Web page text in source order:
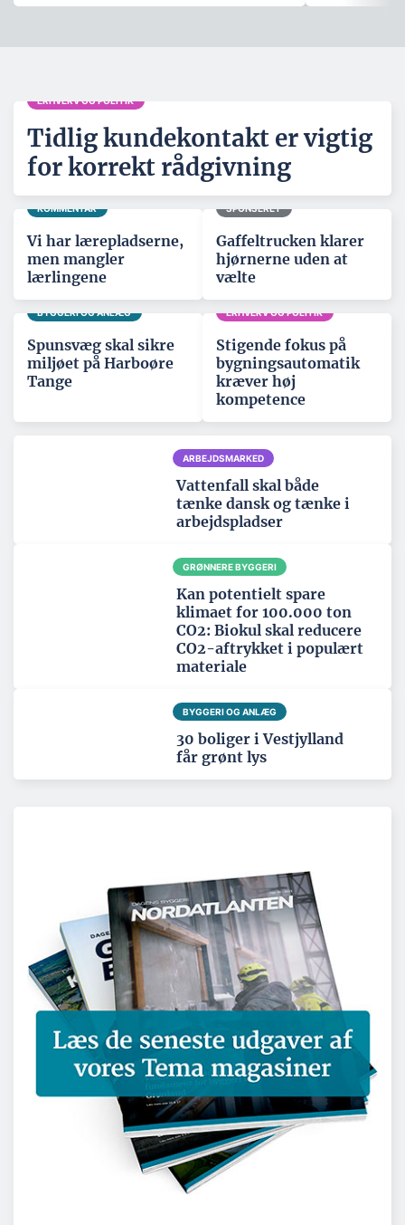
ERHVERV OG POLITIK
Tidlig kundekontakt er vigtig
for korrekt rådgivning
KOMMENTAR
Vi har lærepladserne,
men mangler
lærlingene
SPONSERET
Gaffeltrucken klarer
hjørnerne uden at
vælte
BYGGERI OG ANLÆG
Spunsvæg skal sikre
miljøet på Harboøre
Tange
ERHVERV OG POLITIK
Stigende fokus på
bygningsautomatik
kræver høj
kompetence
ARBEJDSMARKED
Vattenfall skal både
tænke dansk og tænke i
arbejdspladser
GRØNNERE BYGGERI
Kan potentielt spare
klimaet for 100.000 ton
CO2: Biokul skal reducere
CO2-aftrykket i populært
materiale
BYGGERI OG ANLÆG
30 boliger i Vestjylland
får grønt lys